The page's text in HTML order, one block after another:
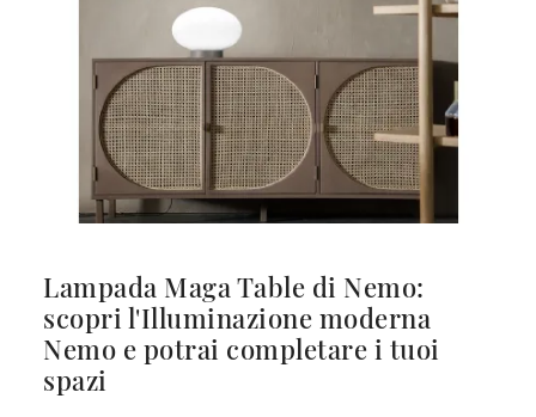
Lampada Maga Table di Nemo:
scopri l'Illuminazione moderna
Nemo e potrai completare i tuoi
spazi